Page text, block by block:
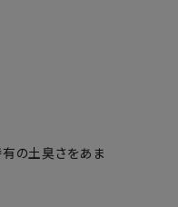
有の土臭さをあま